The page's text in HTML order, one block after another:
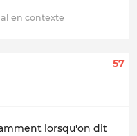
57
lorsqu'on dit